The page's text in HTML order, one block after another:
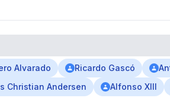
Alvarado Ricardo Gascó
Christian Andersen Alfonso XIII